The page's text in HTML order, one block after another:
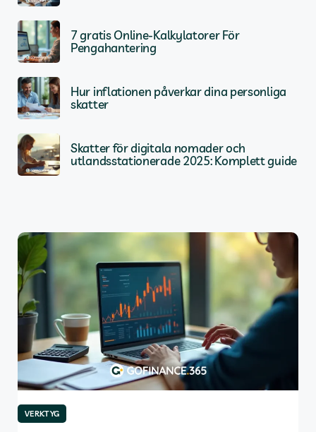
7 gratis Online-Kalkylatorer För
Pengahantering
Hur inflationen påverkar dina personliga
skatter
Skatter för digitala nomader och
utlandsstationerade 2025: Komplett guide
VERKTYG